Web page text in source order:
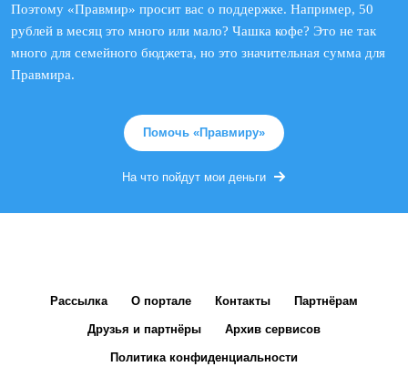
Поэтому «Правмир» просит вас о поддержке. Например, 50
рублей в месяц это много или мало? Чашка кофе? Это не так
много для семейного бюджета, но это значительная сумма для
Правмира.
Помочь «Правмиру»
На что пойдут мои деньги
Рассылка О портале Контакты Партнёрам
Друзья и партнёры Архив сервисов
Политика конфиденциальности